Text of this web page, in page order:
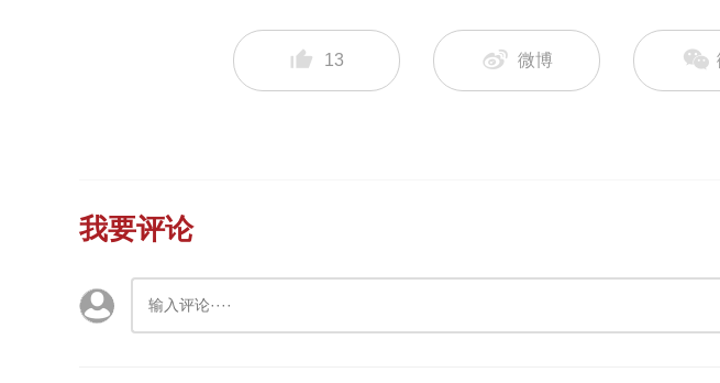
13 微博
我要评论